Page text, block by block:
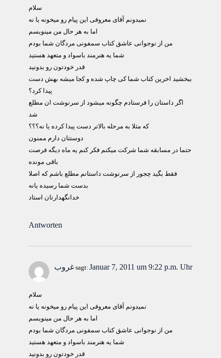
سلام
نمیدونم آقای معروفی این پیام رو میخونه یا نه
اما به هر حال من مینویسم
من از نوجوانی عاشق کتاب سمفونی مردگان شما بودم
شما یه هنرمند باسواد و متعهد هستید
قدر خودتون رو بدونید
ببخشید اخرین کتاب شما کی چاپ شده و کجا میشه بهش دست
پیدا کرد؟
اگر داستان را فرستادم چگونه میشود از سرنوشت ان مطلع
شد
که مثلا به مرحله بالاتر دست پیدا کرده یا نه؟؟؟
دوستتان دارم ممنون
حتما در مسابقه شما شرکت میکنم فکر کنم یه ماه دیگه فرصت
باقی مونده
فقط بگید چجور از سرنوشت داستانم مطلع باشم که اصلا
بدست شما رسیده یانه
خدانگهدارتان استاد
Antworten
غروب sagt: Januar 7, 2011 um 9:22 p.m. Uhr
سلام
نمیدونم آقای معروفی این پیام رو میخونه یا نه
اما به هر حال من مینویسم
من از نوجوانی عاشق کتاب سمفونی مردگان شما بودم
شما یه هنرمند باسواد و متعهد هستید
قدر خودتون رو بدونید